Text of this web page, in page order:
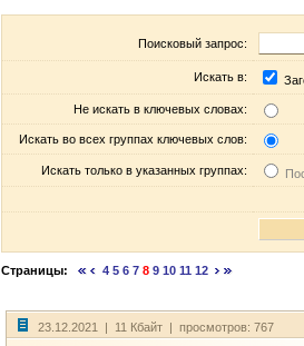
Поисковый запрос:
Искать в:
Не искать в ключевых словах:
Искать во всех группах ключевых слов:
Искать только в указанных группах:
Страницы: 4 5 6 7 8 9 10 11 12
23.12.2021 | 11 Кбайт | просмотров: 767